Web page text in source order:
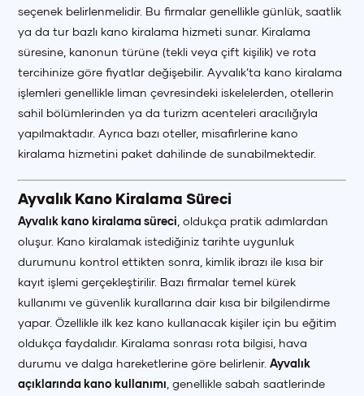
seçenek belirlenmelidir. Bu firmalar genellikle günlük, saatlik
ya da tur bazlı kano kiralama hizmeti sunar. Kiralama
süresine, kanonun türüne (tekli veya çift kişilik) ve rota
tercihinize göre fiyatlar değişebilir. Ayvalık’ta kano kiralama
işlemleri genellikle liman çevresindeki iskelelerden, otellerin
sahil bölümlerinden ya da turizm acenteleri aracılığıyla
yapılmaktadır. Ayrıca bazı oteller, misafirlerine kano
kiralama hizmetini paket dahilinde de sunabilmektedir.
Ayvalık Kano Kiralama Süreci
Ayvalık kano kiralama süreci , oldukça pratik adımlardan
oluşur. Kano kiralamak istediğiniz tarihte uygunluk
durumunu kontrol ettikten sonra, kimlik ibrazı ile kısa bir
kayıt işlemi gerçekleştirilir. Bazı firmalar temel kürek
kullanımı ve güvenlik kurallarına dair kısa bir bilgilendirme
yapar. Özellikle ilk kez kano kullanacak kişiler için bu eğitim
oldukça faydalıdır. Kiralama sonrası rota bilgisi, hava
durumu ve dalga hareketlerine göre belirlenir.Ayvalık
açıklarında kano kullanımı , genellikle sabah saatlerinde